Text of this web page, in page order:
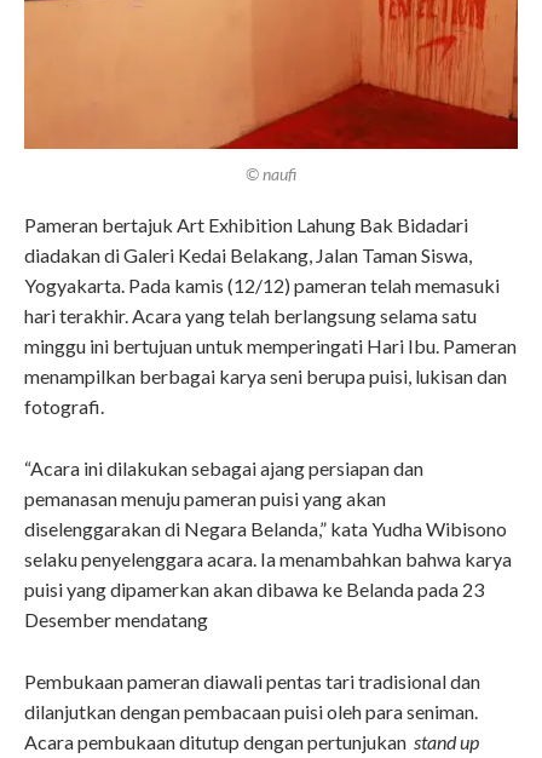
© naufi
Pameran bertajuk Art Exhibition Lahung Bak Bidadari
diadakan di Galeri Kedai Belakang, Jalan Taman Siswa,
Yogyakarta. Pada kamis (12/12) pameran telah memasuki
hari terakhir. Acara yang telah berlangsung selama satu
minggu ini bertujuan untuk memperingati Hari Ibu. Pameran
menampilkan berbagai karya seni berupa puisi, lukisan dan
fotografi.
“Acara ini dilakukan sebagai ajang persiapan dan
pemanasan menuju pameran puisi yang akan
diselenggarakan di Negara Belanda,” kata Yudha Wibisono
selaku penyelenggara acara. Ia menambahkan bahwa karya
puisi yang dipamerkan akan dibawa ke Belanda pada 23
Desember mendatang
Pembukaan pameran diawali pentas tari tradisional dan
dilanjutkan dengan pembacaan puisi oleh para seniman.
Acara pembukaan ditutup dengan pertunjukan stand up